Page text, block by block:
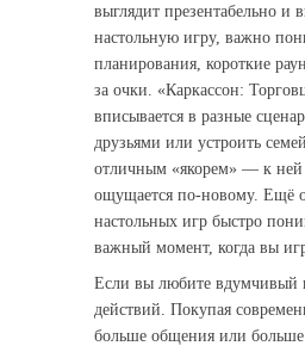
выглядит презентабельно и
настольную игру, важно
планирования, короткие
за очки. «Каркаcсон:
вписывается в разные
друзьями или устроить
отличным «якорем» — к ней
ощущается по‑новому. Ещё
настольных игр быстро
важный момент, когда вы
Если вы любите вдумчивый
действий. Покупая
больше общения или